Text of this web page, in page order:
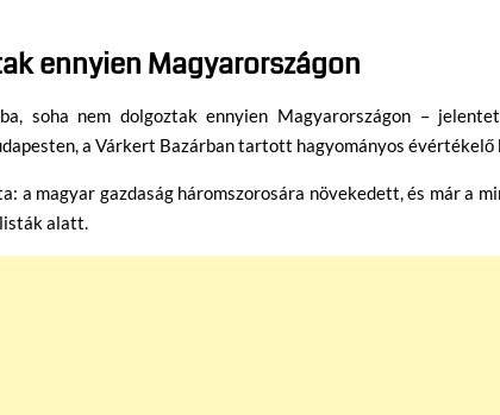
ennyien Magyarországon
soha nem dolgoztak ennyien Magyarországon –
a Várkert Bazárban tartott hagyományos évértékelő
a magyar gazdaság háromszorosára növekedett, és már a
alatt.